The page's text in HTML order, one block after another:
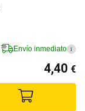
Envío inmediato i
4,40 €